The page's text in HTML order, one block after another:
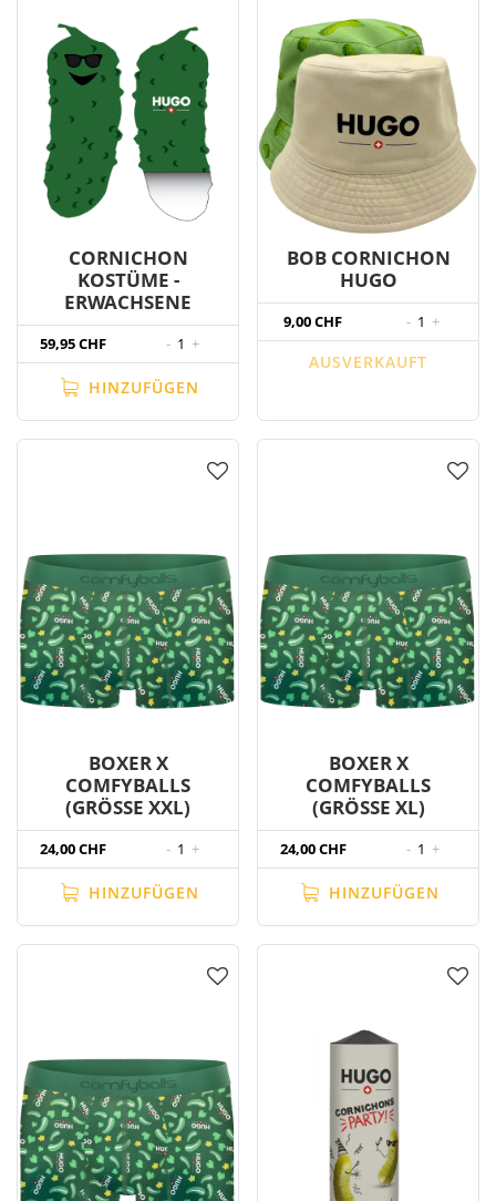
CORNICHON
KOSTÜME -
ERWACHSENE
59,95 CHF - 1 +
HINZUFÜGEN
BOB CORNICHON
HUGO
9,00 CHF - 1 +
AUSVERKAUFT
BOXER X
COMFYBALLS
(GRÖSSE XXL)
24,00 CHF - 1 +
HINZUFÜGEN
BOXER X
COMFYBALLS
(GRÖSSE XL)
24,00 CHF - 1 +
HINZUFÜGEN